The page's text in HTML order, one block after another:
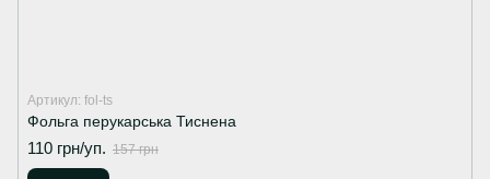
Артикул: fol-ts
Фольга перукарська Тиснена
110 грн/уп. 157 грн